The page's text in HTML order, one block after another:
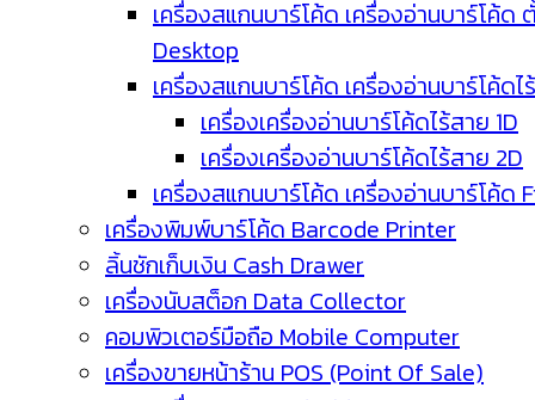
เครื่องสแกนบาร์โค้ด เครื่องอ่านบาร์โค้ด
Desktop
เครื่องสแกนบาร์โค้ด เครื่องอ่านบาร์โค้ดไ
เครื่องเครื่องอ่านบาร์โค้ดไร้สาย 1D
เครื่องเครื่องอ่านบาร์โค้ดไร้สาย 2D
เครื่องสแกนบาร์โค้ด เครื่องอ่านบาร์โค้ด
เครื่องพิมพ์บาร์โค้ด Barcode Printer
ลิ้นชักเก็บเงิน Cash Drawer
เครื่องนับสต็อก Data Collector
คอมพิวเตอร์มือถือ Mobile Computer
เครื่องขายหน้าร้าน POS (Point Of Sale)